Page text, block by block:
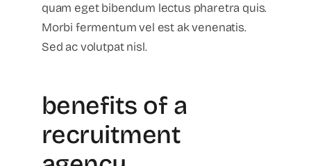
quam eget bibendum lectus pharetra quis.
Morbi fermentum vel est ak venenatis.
Sed ac volutpat nisl.
benefits of a
recruitment